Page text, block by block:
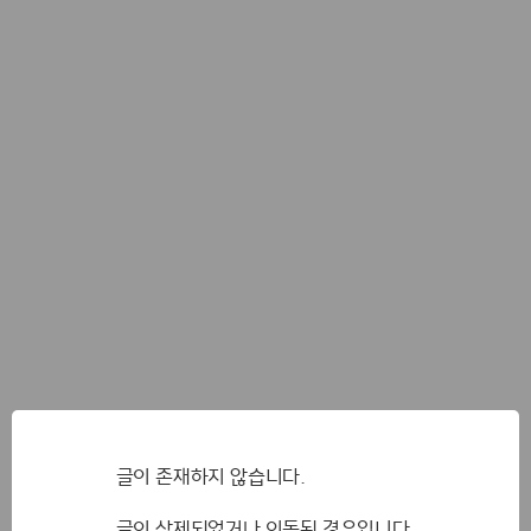
글이 존재하지 않습니다.